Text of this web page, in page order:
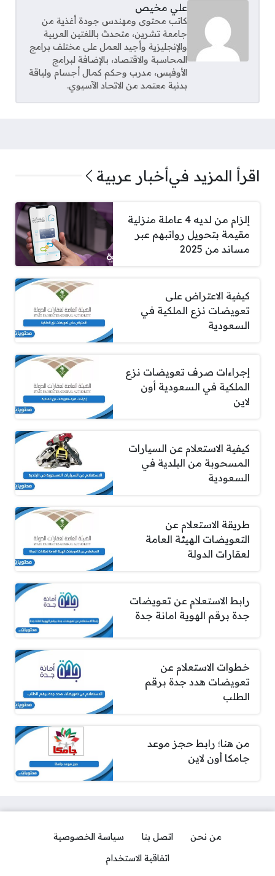
علي مخيص
كاتب محتوى ومهندس جودة أغذية من
جامعة تشرين، متحدث باللغتين العربية
والإنجليزية وأجيد العمل على مختلف برامج
المحاسبة والاقتصاد، بالإضافة لبرامج
الأوفيس، مدرب وحكم كمال أجسام ولياقة
بدنية معتمد من الاتحاد الآسيوي.
اقرأ المزيد فيأخبار عربية
إلزام من لديه 4 عاملة منزلية
مقيمة بتحويل رواتبهم عبر
مساند من 2025
كيفية الاعتراض على
تعويضات نزع الملكية في
السعودية
إجراءات صرف تعويضات نزع
الملكية في السعودية أون
لاين
كيفية الاستعلام عن السيارات
المسحوبة من البلدية في
السعودية
طريقة الاستعلام عن
التعويضات الهيئة العامة
لعقارات الدولة
رابط الاستعلام عن تعويضات
جدة برقم الهوية امانة جدة
خطوات الاستعلام عن
تعويضات هدد جدة برقم
الطلب
من هنا؛ رابط حجز موعد
جامكا أون لاين
من نحن اتصل بنا
سياسة الخصوصية
اتفاقية الاستخدام